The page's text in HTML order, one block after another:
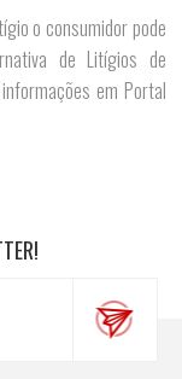
o consumidor pode
de Litígios de
em Portal